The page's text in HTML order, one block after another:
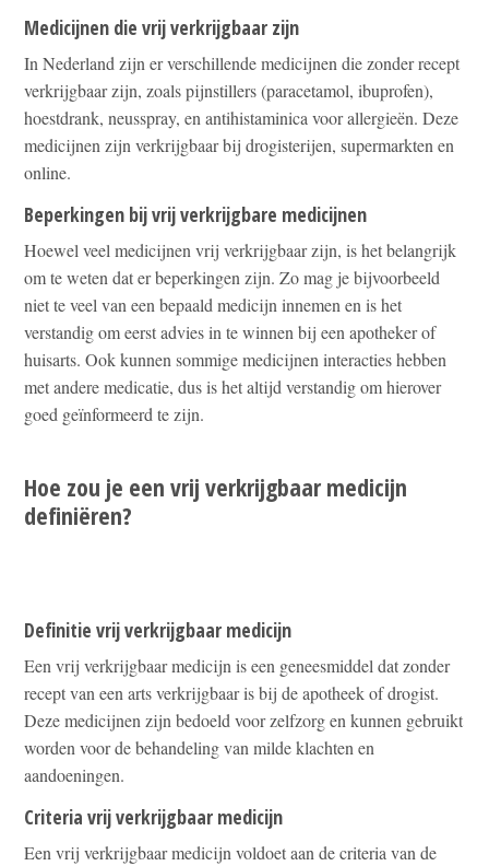
Medicijnen die vrij verkrijgbaar zijn
In Nederland zijn er verschillende medicijnen die zonder recept
verkrijgbaar zijn, zoals pijnstillers (paracetamol, ibuprofen),
hoestdrank, neusspray, en antihistaminica voor allergieën. Deze
medicijnen zijn verkrijgbaar bij drogisterijen, supermarkten en
online.
Beperkingen bij vrij verkrijgbare medicijnen
Hoewel veel medicijnen vrij verkrijgbaar zijn, is het belangrijk
om te weten dat er beperkingen zijn. Zo mag je bijvoorbeeld
niet te veel van een bepaald medicijn innemen en is het
verstandig om eerst advies in te winnen bij een apotheker of
huisarts. Ook kunnen sommige medicijnen interacties hebben
met andere medicatie, dus is het altijd verstandig om hierover
goed geïnformeerd te zijn.
Hoe zou je een vrij verkrijgbaar medicijn
definiëren?
Definitie vrij verkrijgbaar medicijn
Een vrij verkrijgbaar medicijn is een geneesmiddel dat zonder
recept van een arts verkrijgbaar is bij de apotheek of drogist.
Deze medicijnen zijn bedoeld voor zelfzorg en kunnen gebruikt
worden voor de behandeling van milde klachten en
aandoeningen.
Criteria vrij verkrijgbaar medicijn
Een vrij verkrijgbaar medicijn voldoet aan de criteria van de